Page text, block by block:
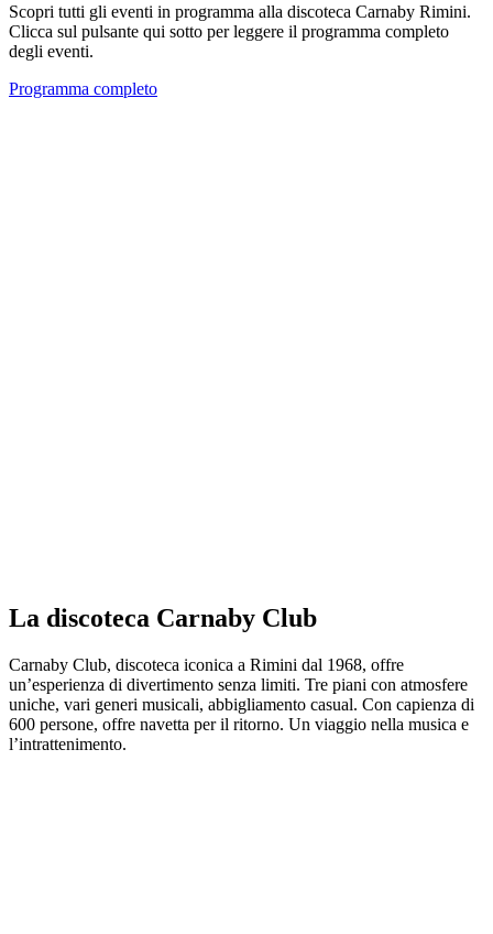
Scopri tutti gli eventi in programma alla discoteca Carnaby Rimini.
Clicca sul pulsante qui sotto per leggere il programma completo
degli eventi.
Programma completo
La discoteca Carnaby Club
Carnaby Club, discoteca iconica a Rimini dal 1968, offre
un’esperienza di divertimento senza limiti. Tre piani con atmosfere
uniche, vari generi musicali, abbigliamento casual. Con capienza di
600 persone, offre navetta per il ritorno. Un viaggio nella musica e
l’intrattenimento.